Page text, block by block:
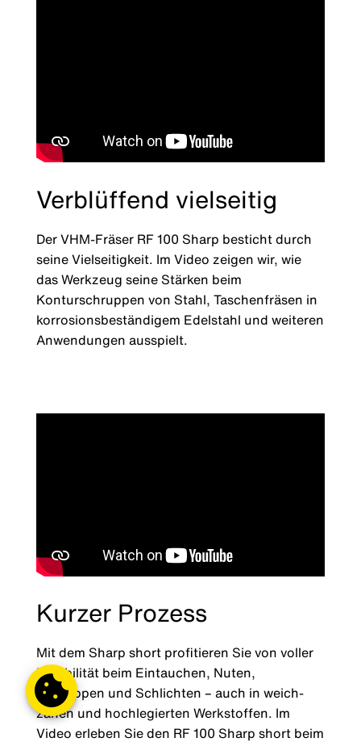
Verblüffend vielseitig
Der VHM-Fräser RF 100 Sharp besticht durch
seine Vielseitigkeit. Im Video zeigen wir, wie
das Werkzeug seine Stärken beim
Konturschruppen von Stahl, Taschenfräsen in
korrosionsbeständigem Edelstahl und weiteren
Anwendungen ausspielt.
Kurzer Prozess
Mit dem Sharp short profitieren Sie von voller
Flexibilität beim Eintauchen, Nuten,
Schruppen und Schlichten – auch in weich-
zähen und hochlegierten Werkstoffen. Im
Video erleben Sie den RF 100 Sharp short beim